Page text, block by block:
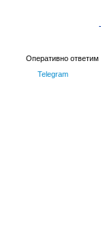
Оперативно
Telegram